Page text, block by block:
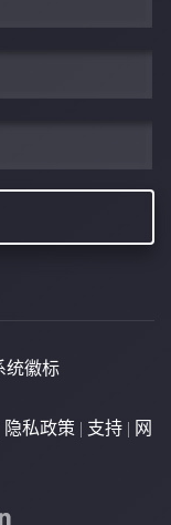
隐私政策 | 支持| 网